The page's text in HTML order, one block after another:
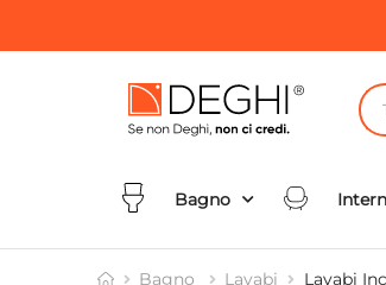
Bagno
Bagno Lavabi Lavabi